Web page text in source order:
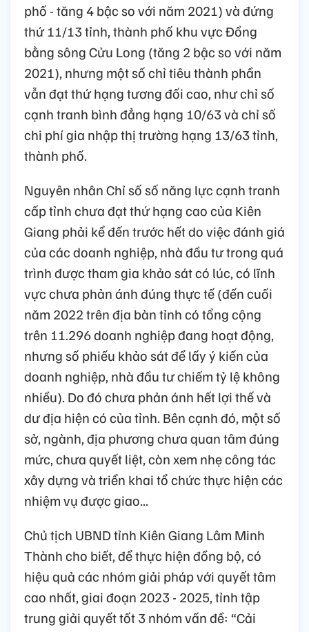
phố - tăng 4 bậc so với năm 2021) và đứng
thứ 11/13 tỉnh, thành phố khu vực Đồng
bằng sông Cửu Long (tăng 2 bậc so với năm
2021), nhưng một số chỉ tiêu thành phần
vẫn đạt thứ hạng tương đối cao, như chỉ số
cạnh tranh bình đẳng hạng 10/63 và chỉ số
chi phí gia nhập thị trường hạng 13/63 tỉnh,
thành phố.
Nguyên nhân Chỉ số số năng lực cạnh tranh
cấp tỉnh chưa đạt thứ hạng cao của Kiên
Giang phải kể đến trước hết do việc đánh giá
của các doanh nghiệp, nhà đầu tư trong quá
trình được tham gia khảo sát có lúc, có lĩnh
vực chưa phản ánh đúng thực tế (đến cuối
năm 2022 trên địa bàn tỉnh có tổng cộng
trên 11.296 doanh nghiệp đang hoạt động,
nhưng số phiếu khảo sát để lấy ý kiến của
doanh nghiệp, nhà đầu tư chiếm tỷ lệ không
nhiều). Do đó chưa phản ánh hết lợi thế và
dư địa hiện có của tỉnh. Bên cạnh đó, một số
sở, ngành, địa phương chưa quan tâm đúng
mức, chưa quyết liệt, còn xem nhẹ công tác
xây dựng và triển khai tổ chức thực hiện các
nhiệm vụ được giao...
Chủ tịch UBND tỉnh Kiên Giang Lâm Minh
Thành cho biết, để thực hiện đồng bộ, có
hiệu quả các nhóm giải pháp với quyết tâm
cao nhất, giai đoạn 2023 - 2025, tỉnh tập
trung giải quyết tốt 3 nhóm vấn đề: “Cải